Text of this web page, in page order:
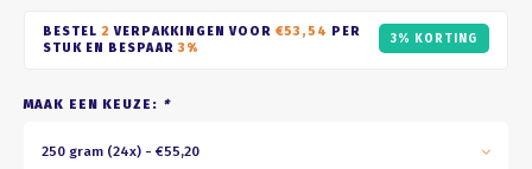
BESTEL 2 VERPAKKINGEN VOOR€53,54 PER
STUK EN BESPAAR3%
3% KORTING
MAAK EEN KEUZE: *
250 gram (24x) - €55,20